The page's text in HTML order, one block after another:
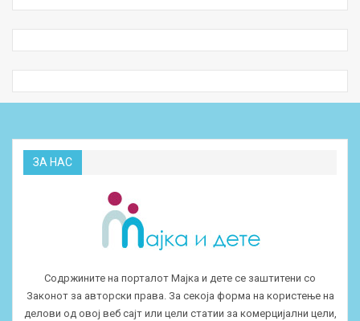
ЗА НАС
Содржините на порталот Мајка и дете се заштитени со
Законот за авторски права. За секоја форма на користење на
делови од овој веб сајт или цели статии за комерцијални цели,